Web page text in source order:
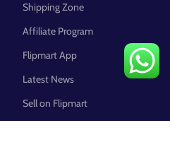
Shipping Zone
Affiliate Program
Flipmart App
Latest News
Sell on Flipmart